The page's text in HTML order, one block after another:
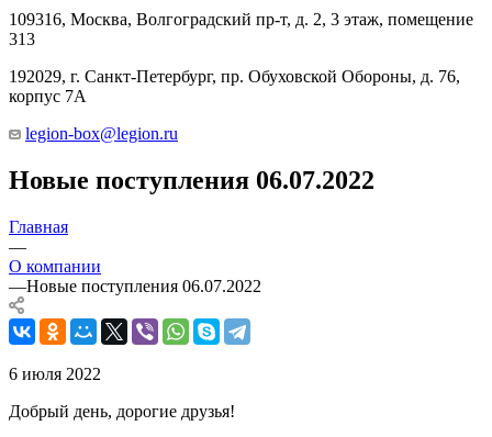
109316, Москва, Волгоградский пр-т, д. 2, 3 этаж, помещение
313
192029, г. Санкт-Петербург, пр. Обуховской Обороны, д. 76,
корпус 7А
legion-box@legion.ru
Новые поступления 06.07.2022
Главная
—
О компании
—Новые поступления 06.07.2022
6 июля 2022
Добрый день, дорогие друзья!